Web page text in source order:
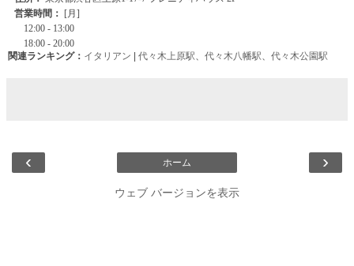
関連ランキング： イタリアン | 代々木上原駅 代々木八幡駅 代々木公園駅
‹ ›
ホーム
ウェブ バージョンを表示